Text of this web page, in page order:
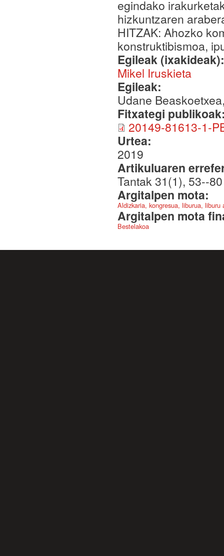
egindako
hizkuntzaren
HITZAK: Ahozko
konstruktibismoa,
Egileak
Mikel Iruskieta
Egileak:
Udane
Fitxategi
20149-81613-1-
Urtea:
2019
Artikuluaren
Tantak 31(1), 53--80
Argitalpen mota:
Aldizkaria, kongresua, liburua,
Argitalpen mota
Bestelakoa